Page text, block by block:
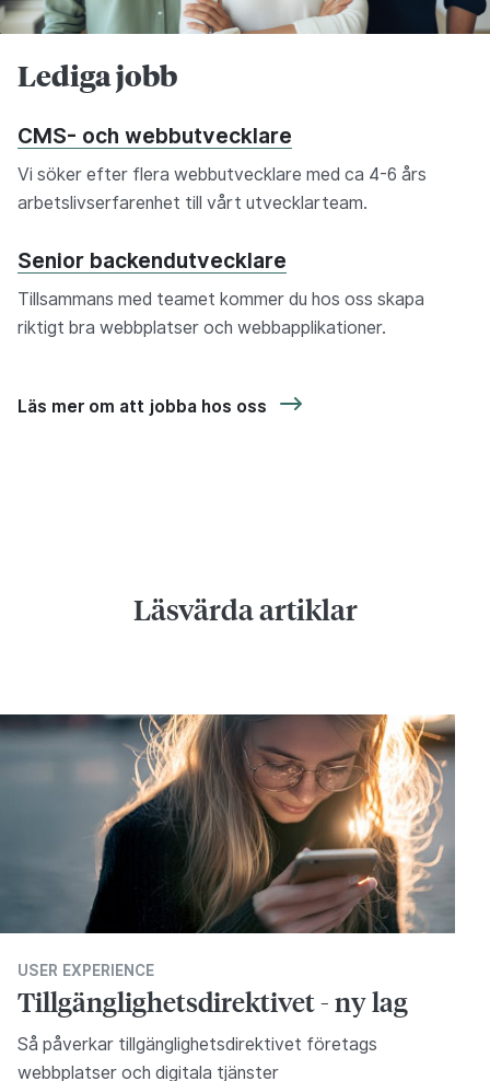
Lediga jobb
CMS- och webbutvecklare
Vi söker efter flera webbutvecklare med ca 4-6 års
arbetslivserfarenhet till vårt utvecklarteam.
Senior backendutvecklare
Tillsammans med teamet kommer du hos oss skapa
riktigt bra webbplatser och webbapplikationer.
Läs mer om att jobba hos oss
Läsvärda artiklar
USER EXPERIENCE
Tillgänglighetsdirektivet - ny lag
Så påverkar tillgänglighetsdirektivet företags
webbplatser och digitala tjänster